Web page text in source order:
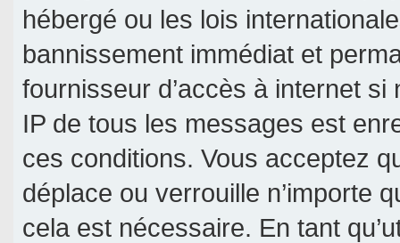
hébergé ou les lois
bannissement immédiat et
fournisseur d’accès à internet
IP de tous les messages est
ces conditions. Vous acceptez
déplace ou verrouille n’importe
cela est nécessaire. En tant